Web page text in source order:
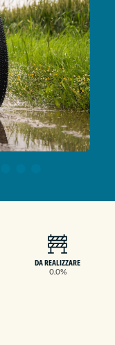
DA REALIZZARE
0.0%